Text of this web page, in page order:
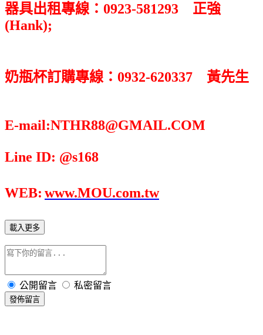
器具出租專線：0923-581293 正強
(Hank);
奶瓶杯訂購專線：0932-620337 黃先生
E-mail:NTHR88@GMAIL.COM
Line ID: @s168
WEB: www.MOU.com.tw
載入更多
公開留言 私密留言
發佈留言